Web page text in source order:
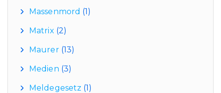
Massenmord (1)
Matrix (2)
Maurer(13)
Medien (3)
Meldegesetz (1)